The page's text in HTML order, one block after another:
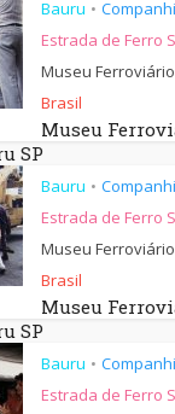
Bauru •
Estrada de Ferro
Museu Ferroviário
Brasil
Museu
SP
Bauru •
Estrada de Ferro
Museu Ferroviário
Brasil
Museu
SP
Bauru •
Estrada de Ferro